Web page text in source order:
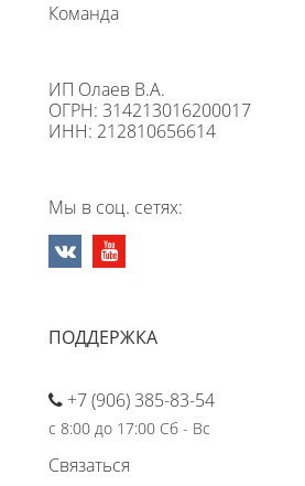
Команда
ИП Олаев В.А.
ОГРН: 314213016200017
ИНН: 212810656614
Мы в соц. сетях:
ПОДДЕРЖКА
+7 (906) 385-83-54
с 8:00 до 17:00 Сб - Вс
Связаться